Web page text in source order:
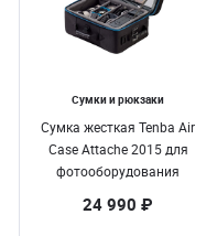
Сумки и рюкзаки
Сумка жесткая Tenba Air
Case Attache 2015 для
фотооборудования
24 990 ₽